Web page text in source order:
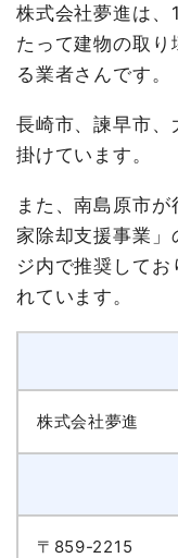
株式会社夢進は
たって建物の取
る業者さんです。
長崎市、諫早市、
掛けています。
また、南島原市
家除却支援事業
ジ内で推奨して
れています。
株式会社夢進
〒859-2215